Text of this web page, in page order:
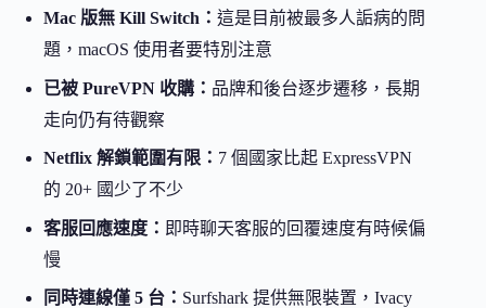
Mac 版無 Kill Switch： 這是目前被最多人詬病的問
題，macOS 使用者要特別注意
已被 PureVPN 收購： 品牌和後台逐步遷移，長期
走向仍有待觀察
Netflix 解鎖範圍有限： 7 個國家比起 ExpressVPN
的 20+ 國少了不少
客服回應速度： 即時聊天客服的回覆速度有時候偏
慢
同時連線僅 5 台： Surfshark 提供無限裝置，Ivacy